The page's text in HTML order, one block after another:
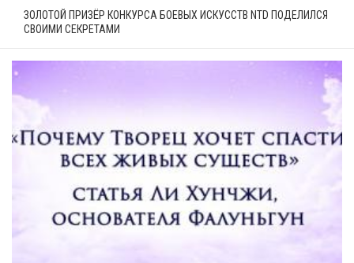
ЗОЛОТОЙ ПРИЗЁР КОНКУРСА БОЕВЫХ ИСКУССТВ NTD ПОДЕЛИЛСЯ
СВОИМИ СЕКРЕТАМИ